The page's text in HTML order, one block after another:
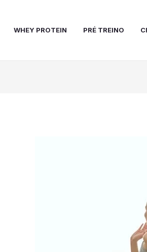
WHEY PROTEIN PRÉ TREINO